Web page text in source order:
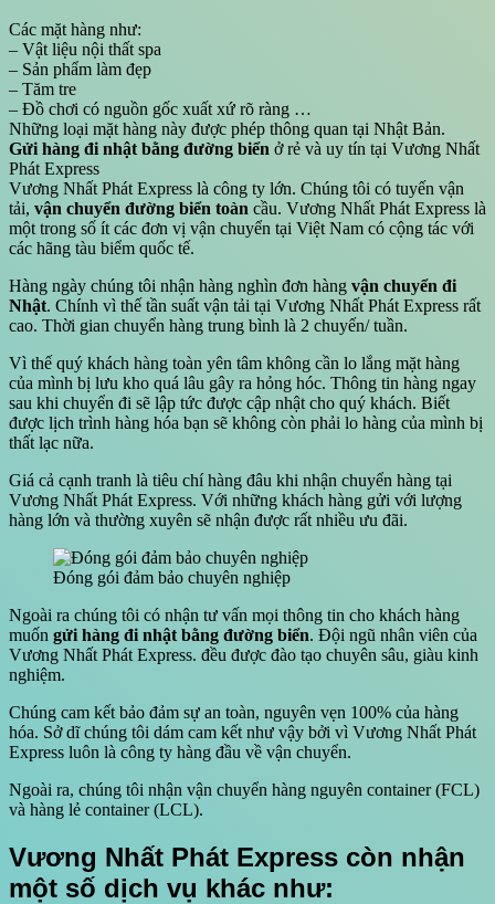
Các mặt hàng như:
– Vật liệu nội thất spa
– Sản phẩm làm đẹp
– Tăm tre
– Đồ chơi có nguồn gốc xuất xứ rõ ràng …
Những loại mặt hàng này được phép thông quan tại Nhật Bản.
Gửi hàng đi nhật bằng đường biển ở rẻ và uy tín tại Vương Nhất
Phát Express
Vương Nhất Phát Express là công ty lớn. Chúng tôi có tuyến vận
tải, vận chuyển đường biển toàn cầu. Vương Nhất Phát Express là
một trong số ít các đơn vị vận chuyển tại Việt Nam có cộng tác với
các hãng tàu biểm quốc tế.
Hàng ngày chúng tôi nhận hàng nghìn đơn hàng vận chuyển đi
Nhật. Chính vì thế tần suất vận tải tại Vương Nhất Phát Express rất
cao. Thời gian chuyển hàng trung bình là 2 chuyến/ tuần.
Vì thế quý khách hàng toàn yên tâm không cần lo lắng mặt hàng
của mình bị lưu kho quá lâu gây ra hỏng hóc. Thông tin hàng ngay
sau khi chuyển đi sẽ lập tức được cập nhật cho quý khách. Biết
được lịch trình hàng hóa bạn sẽ không còn phải lo hàng của mình bị
thất lạc nữa.
Giá cả cạnh tranh là tiêu chí hàng đâu khi nhận chuyển hàng tại
Vương Nhất Phát Express. Với những khách hàng gửi với lượng
hàng lớn và thường xuyên sẽ nhận được rất nhiều ưu đãi.
Đóng gói đảm bảo chuyên nghiệp
Ngoài ra chúng tôi có nhận tư vấn mọi thông tin cho khách hàng
muốn gửi hàng đi nhật bằng đường biển. Đội ngũ nhân viên của
Vương Nhất Phát Express. đều được đào tạo chuyên sâu, giàu kinh
nghiệm.
Chúng cam kết bảo đảm sự an toàn, nguyên vẹn 100% của hàng
hóa. Sở dĩ chúng tôi dám cam kết như vậy bởi vì Vương Nhất Phát
Express luôn là công ty hàng đầu về vận chuyển.
Ngoài ra, chúng tôi nhận vận chuyển hàng nguyên container (FCL)
và hàng lẻ container (LCL).
Vương Nhất Phát Express còn nhận
một số dịch vụ khác như: